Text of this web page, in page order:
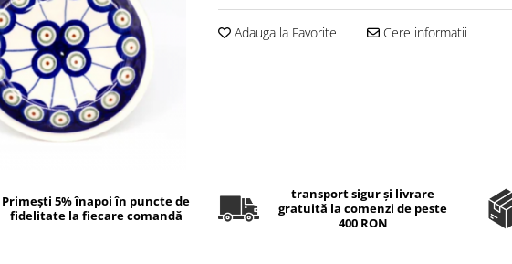
Adauga la Favorite Cere informatii
Primești 5% înapoi în puncte de
fidelitate la fiecare comandă
transport sigur și livrare
gratuită la comenzi de peste
400 RON